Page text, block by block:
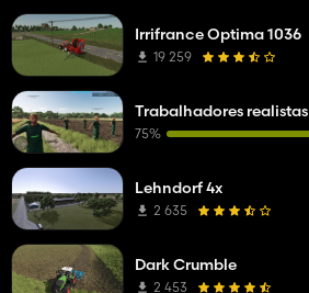
Irrifrance Optima 1036
19 259
Trabalhadores realistas
75%
Lehndorf 4x
2 635
Dark Crumble
2 453